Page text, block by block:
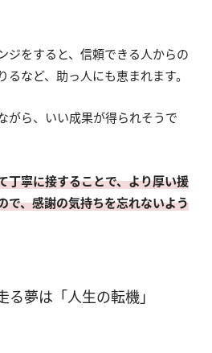
ジをすると、信頼できる人からの
など、助っ人にも恵まれます。
がら、いい成果が得られそうで
丁寧に接することで、より厚い援
で、感謝の気持ちを忘れないよう
る夢は「人生の転機」